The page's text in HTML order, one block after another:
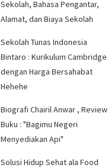
Sekolah, Bahasa Pengantar,
Alamat, dan Biaya Sekolah
Sekolah Tunas Indonesia
Bintaro : Kurikulum Cambridge
dengan Harga Bersahabat
Hehehe
Biografi Chairil Anwar , Review
Buku : "Bagimu Negeri
Menyediakan Api"
Solusi Hidup Sehat ala Food